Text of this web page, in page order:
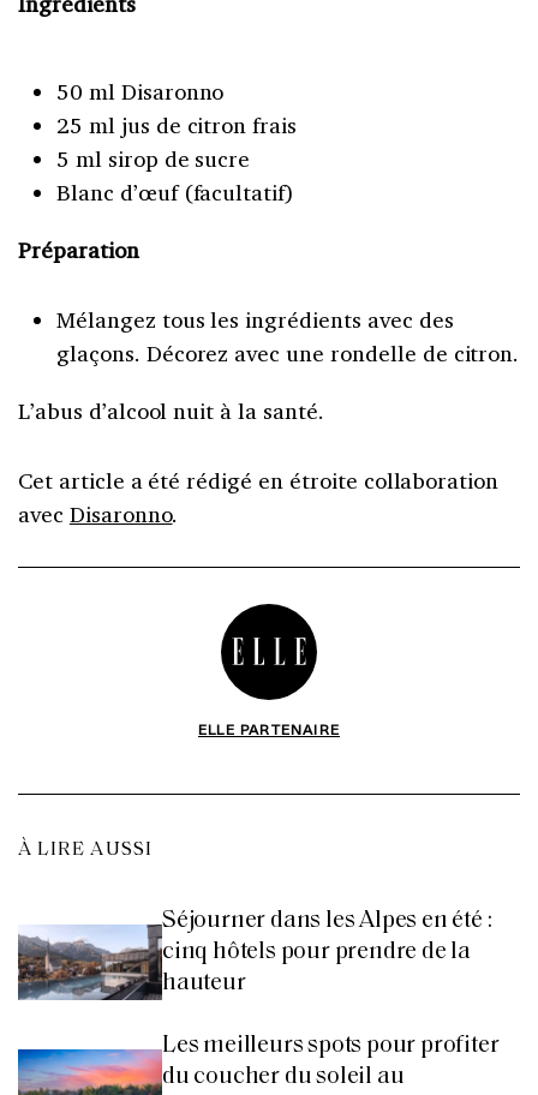
50 ml Disaronno
25 ml jus de citron frais
5 ml sirop de sucre
Blanc d’œuf (facultatif)
Préparation
Mélangez tous les ingrédients avec des
glaçons. Décorez avec une rondelle de citron.
L’abus d’alcool nuit à la santé.
Cet article a été rédigé en étroite collaboration
avec Disaronno.
ELLE PARTENAIRE
À LIRE AUSSI
Séjourner dans les Alpes en été :
cinq hôtels pour prendre de la
hauteur
Les meilleurs spots pour profiter
du coucher du soleil au